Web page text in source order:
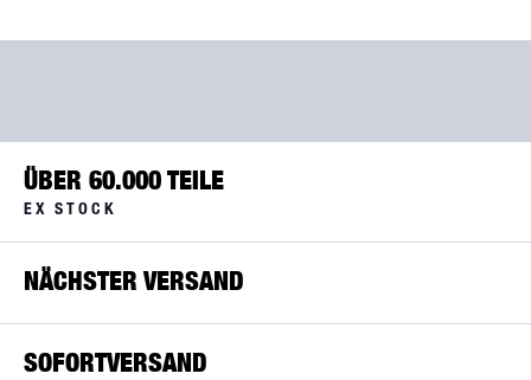
ÜBER 60.000 TEILE
EX STOCK
NÄCHSTER VERSAND
SOFORTVERSAND